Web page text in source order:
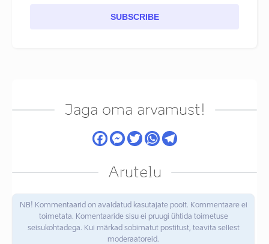
SUBSCRIBE
Jaga oma arvamust!
Arutelu
NB! Kommentaarid on avaldatud kasutajate poolt. Kommentaare ei
toimetata. Komentaaride sisu ei pruugi ühtida toimetuse
seisukohtadega. Kui märkad sobimatut postitust, teavita sellest
moderaatoreid.